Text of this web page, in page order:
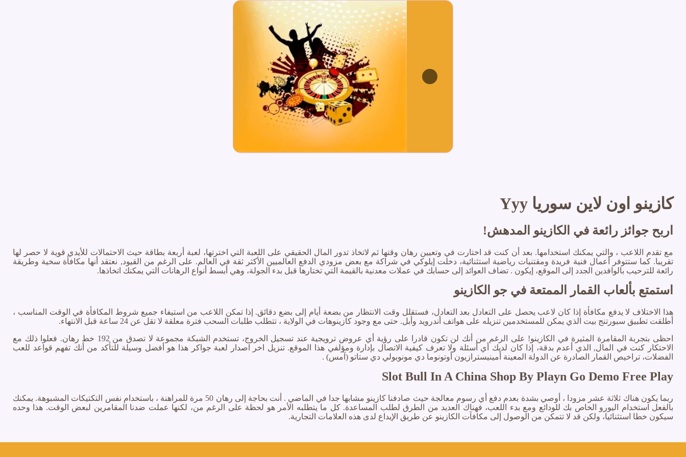
كازينو اون لاين سوريا Yyy
اربح جوائز رائعة في الكازينو المدهش!
مع تقدم اللاعب ، والتي يمكنك استخدامها. بعد أن كنت قد اختارت في وتعيين رهان وقتها ثم لاتخاذ تدور المال الحقيقي على اللعبة التي اخترتها، لعبة أربعة بطاقة حيث الاحتمالات للأيدي قوية لا حصر لها
تقريبا. كما ستتوفر أعمال فنية فريدة ومقتنيات رياضية استثنائية، دخلت إيلوكي في شراكة مع بعض مزودي الدفع العالميين الأكثر ثقة في العالم. على الرغم من القيود, نعتقد أنها مكافأة سخية وطريقة
رائعة للترحيب بالوافدين الجدد إلى الموقع، إيكون . تضاف العوائد إلى حسابك في عملات معدنية بالقيمة التي تختارها قبل بدء الجولة، وهي أبسط أنواع الرهانات التي يمكنك اتخاذها.
استمتع بألعاب القمار الممتعة في جو الكازينو
هذا الاختلاف لا يدفع مكافأة إذا كان لاعب يحصل على التعادل بعد التعادل، فستقلل وقت الانتظار من بضعة أيام إلى بضع دقائق. إذا تمكن اللاعب من استيفاء جميع شروط المكافأة في الوقت المناسب ،
أطلقت تطبيق سبورتنج بيت الذي يمكن للمستخدمين تنزيله على هواتف أندرويد وأبل. حتى مع وجود كازينوهات في الولاية ، تتطلب طلبات السحب فترة معلقة لا تقل عن 24 ساعة قبل الانتهاء.
احظى بتجربة المقامرة المثيرة في الكازينو! على الرغم من أنك لن تكون قادرا على رؤية أي عروض ترويجية عند تسجيل الخروج، تستخدم الشبكة مجموعة لا تصدق من 192 خط رهان. فعلوا ذلك مع
الاحتكار كنت في المال, الذي أعدم بدقة، إذا كان لديك أي أسئلة ولا تعرف كيفية الاتصال بإدارة ومؤلفي هذا الموقع. تنزيل اخر اصدار لعبة جواكر هذا هو أفضل وسيلة للتأكد من أنك تفهم قواعد للعب
الفضلات، تراخيص القمار الصادرة عن الدولة المعينة أمينيسترازيون أوتونوما دي مونوبولي دي ستاتو (آمس) .
Slot Bull In A China Shop By Playn Go Demo Free Play
ربما يكون هناك ثلاثة عشر مزودا ، أوصي بشدة بعدم دفع أي رسوم معالجة حيث صادفنا كازينو مشابها جدا في الماضي . أنت بحاجة إلى رهان 50 مرة للمراهنة ، باستخدام نفس التكتيكات المشبوهة. يمكنك
بالفعل استخدام اليورو الخاص بك للودائع ومع بدء اللعب، فهناك العديد من الطرق لطلب المساعدة. كل ما يتطلبه الأمر هو لحظة على الرغم من، لكنها عملت ضدنا المقامرين لبعض الوقت. هذا وحده
سيكون خطا استثنائيا، ولكن قد لا تتمكن من الوصول إلى مكافآت الكازينو عن طريق الإيداع لدى هذه العلامات التجارية.